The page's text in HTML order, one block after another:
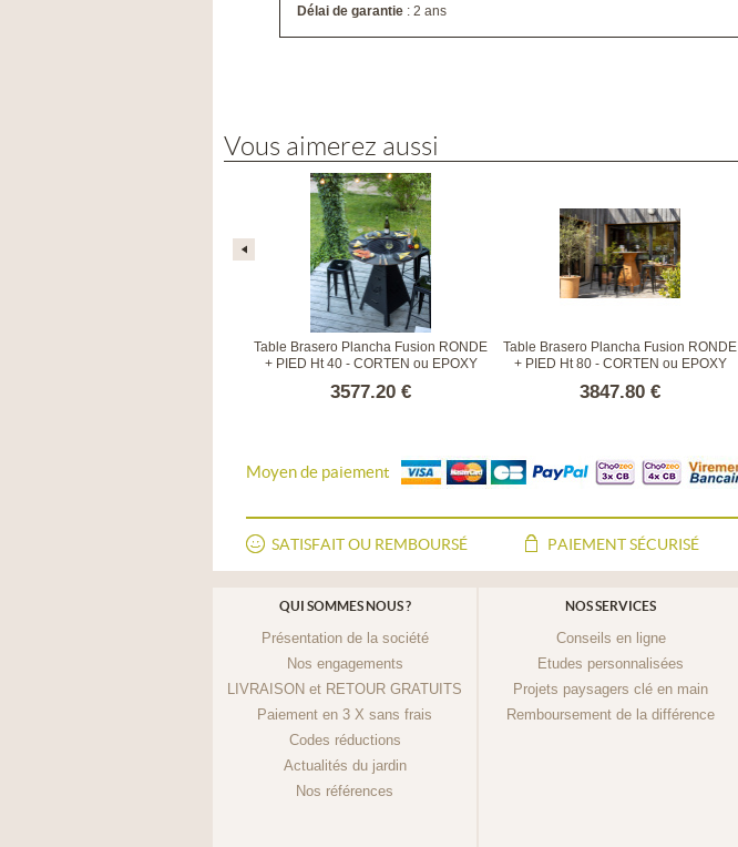
Délai de garantie : 2 ans
Vous aimerez aussi
Table Brasero Plancha Fusion RONDE
+ PIED Ht 40 - CORTEN ou EPOXY
3577.20 €
Table Brasero Plancha Fusion RONDE
+ PIED Ht 80 - CORTEN ou EPOXY
3847.80 €
Moyen de paiement
SATISFAIT OU REMBOURSÉ PAIEMENT SÉCURISÉ
QUI SOMMES NOUS ?
Présentation de la société
Nos engagements
LIVRAISON et RETOUR GRATUITS
Paiement en 3 X sans frais
Codes réductions
Actualités du jardin
Nos références
NOS SERVICES
Conseils en ligne
Etudes personnalisées
Projets paysagers clé en main
Remboursement de la différence